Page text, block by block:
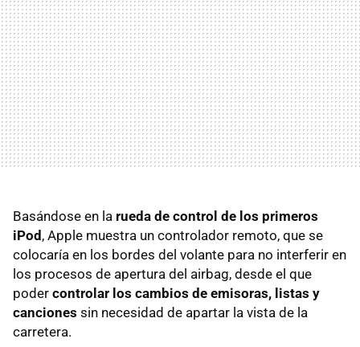
Basándose en la rueda de control de los primeros
iPod, Apple muestra un controlador remoto, que se
colocaría en los bordes del volante para no interferir en
los procesos de apertura del airbag, desde el que
poder controlar los cambios de emisoras, listas y
canciones sin necesidad de apartar la vista de la
carretera.